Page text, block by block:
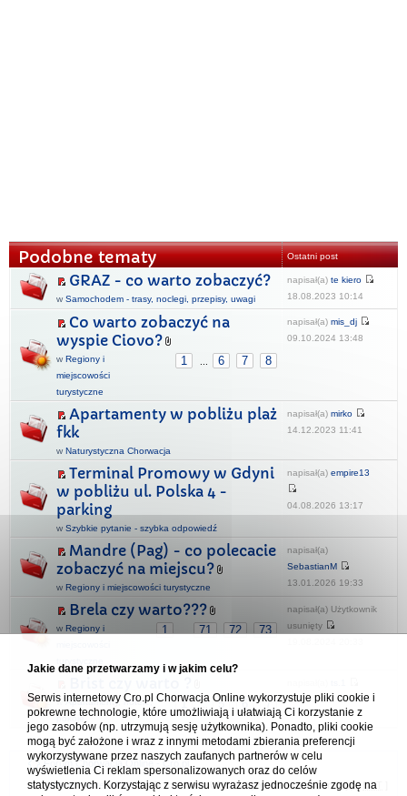
Podobne tematy Ostatni post
GRAZ - co warto zobaczyć?
w Samochodem - trasy, noclegi, przepisy, uwagi
napisał(a) te kiero
18.08.2023 10:14
Co warto zobaczyć na
wyspie Ciovo?
1 6 7 8
w Regiony i
miejscowości
turystyczne
napisał(a) mis_dj
09.10.2024 13:48
Apartamenty w pobliżu plaż
fkk
w Naturystyczna Chorwacja
napisał(a) mirko
14.12.2023 11:41
Terminal Promowy w Gdyni
w pobliżu ul. Polska 4 -
parking
w Szybkie pytanie - szybka odpowiedź
napisał(a) empire13
04.08.2026 13:17
Mandre (Pag) - co polecacie
zobaczyć na miejscu?
w Regiony i miejscowości turystyczne
napisał(a)
SebastianM
13.01.2026 19:33
Brela czy warto???
1 71 72 73
w Regiony i
napisał(a) Użytkownik
usunięty
1 ... 5 6 7
wApartamenty, hotele,
pokoje
09.02.2022 16:00
Forum Chorwacja Online - Cro.pl
Usuń ciasteczka• Strefa czasowa: UTC + 1 (Polska - czas zimowy) [ DST
Jakie dane przetwarzamy i w jakim celu?
Serwis internetowy Cro.pl Chorwacja Online wykorzystuje pliki cookie i
pokrewne technologie, które umożliwiają i ułatwiają Ci korzystanie z
jego zasobów (np. utrzymują sesję użytkownika). Ponadto, pliki cookie
mogą być założone i wraz z innymi metodami zbierania preferencji
wykorzystywane przez naszych zaufanych partnerów w celu
wyświetlenia Ci reklam spersonalizowanych oraz do celów
statystycznych. Korzystając z serwisu wyrażasz jednocześnie zgodę na